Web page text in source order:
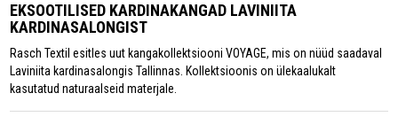
EKSOOTILISED KARDINAKANGAD LAVINIITA
KARDINASALONGIST
Rasch Textil esitles uut kangakollektsiooni VOYAGE, mis on nüüd saadaval
Laviniita kardinasalongis Tallinnas. Kollektsioonis on ülekaalukalt
kasutatud naturaalseid materjale.